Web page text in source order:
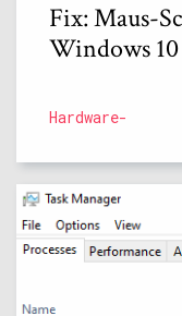
Fix: Maus-
Windows
Hardware-